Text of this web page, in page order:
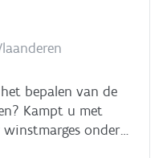
bepalen van de
Kampt u met
onder